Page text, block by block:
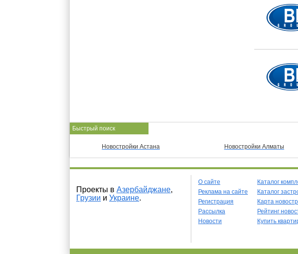
Быстрый поиск
Новостройки Астана Новостройки Алматы
Проекты в Азербайджане,
Грузии и Украине.
О сайте
Реклама на сайте
Регистрация
Рассылка
Новости
Каталог
Каталог
Карта
Рейтинг
Купить